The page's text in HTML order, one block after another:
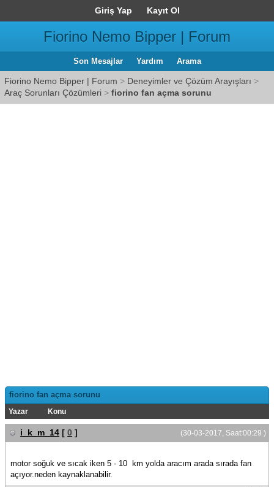
Giriş Yap Kayıt Ol
Fiorino Nemo Bipper | Forum
Son Mesajlar Yardım Arama
Fiorino Nemo Bipper | Forum > Deneyimler ve Çözüm Arayışları >
Araç Sorunları Çözümleri > fiorino fan açma sorunu
fiorino fan açma sorunu
Yazar Konu
(30-03-2017, Saat:00:29 )
i_k_m_14 [ 0 ]
motor soğuk ve sıcak iken 5 - 10 km yolda aracım arada sırada fan
açıyor.neden kaynaklanabilir.